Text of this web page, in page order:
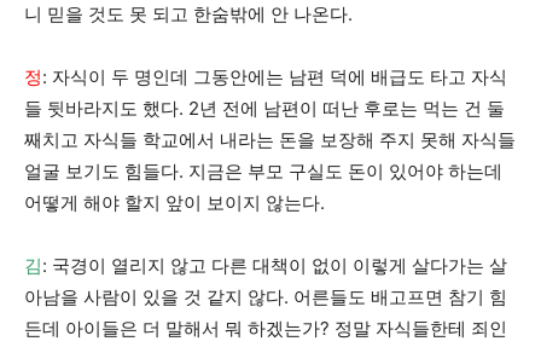
니 믿을 것도 못 되고 한숨밖에 안 나온다.
정: 자식이 두 명인데 그동안에는 남편 덕에 배급도 타고 자식
들 뒷바라지도 했다. 2년 전에 남편이 떠난 후로는 먹는 건 둘
째치고 자식들 학교에서 내라는 돈을 보장해 주지 못해 자식들
얼굴 보기도 힘들다. 지금은 부모 구실도 돈이 있어야 하는데
어떻게 해야 할지 앞이 보이지 않는다.
김: 국경이 열리지 않고 다른 대책이 없이 이렇게 살다가는 살
아남을 사람이 있을 것 같지 않다. 어른들도 배고프면 참기 힘
든데 아이들은 더 말해서 뭐 하겠는가? 정말 자식들한테 죄인